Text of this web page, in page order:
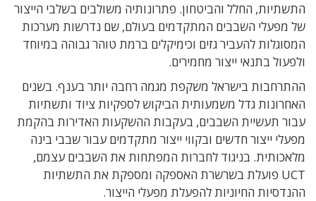
התשתיות, החלל והביטחון. פתרונותיה משולבים בשלבי הייצור
של מפעלי השבבים המתקדמים בעולם, שם נדרשות מערכות
המסוגלות להעביר גזים וכימיקלים ברמת טוהר גבוהה במיוחד
ולפעול בתנאי ייצור מחמירים.
ההתרחבות בישראל משקפת מגמה רחבה יותר בענף. בשנים
האחרונות גדל משמעותית הביקוש לספקיות ציוד ותשתיות
עבור תעשיית השבבים, בעקבות ההשקעות האדירות בהקמת
מפעלי ייצור חדשים ובקווי ייצור מתקדמים עבור שבבי בינה
מלאכותית. בניגוד לחברות המפתחות את השבבים עצמם,
UCT פועלת בשרשרת האספקה ומספקת את התשתיות
ההנדסיות החיוניות להפעלת מפעלי הייצור.